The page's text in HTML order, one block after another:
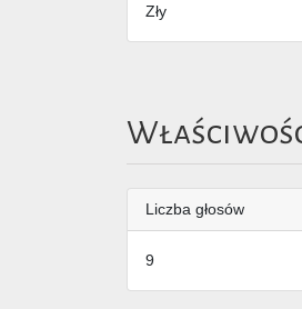
Zły
Liczba głosów
9